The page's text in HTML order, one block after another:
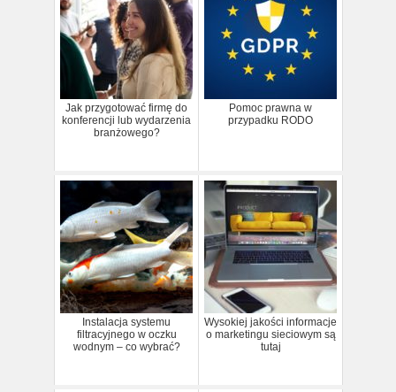
Jak przygotować firmę do
konferencji lub wydarzenia
branżowego?
Pomoc prawna w
przypadku RODO
Instalacja systemu
filtracyjnego w oczku
wodnym – co wybrać?
Wysokiej jakości informacje
o marketingu sieciowym są
tutaj